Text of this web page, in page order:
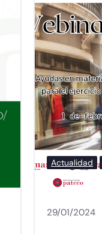
Actualidad
29/01/2024